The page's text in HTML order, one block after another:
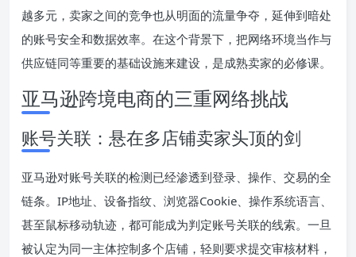
越多元，卖家之间的竞争也从明面的流量争夺，延伸到暗处
的账号安全和数据效率。在这个背景下，把网络环境当作与
供应链同等重要的基础设施来建设，是成熟卖家的必修课。
亚马逊跨境电商的三重网络挑战
账号关联：悬在多店铺卖家头顶的剑
亚马逊对账号关联的检测已经渗透到登录、操作、交易的全
链条。IP地址、设备指纹、浏览器Cookie、操作系统语言、
甚至鼠标移动轨迹，都可能成为判定账号关联的线索。一旦
被认定为同一主体控制多个店铺，轻则要求提交审核材料，